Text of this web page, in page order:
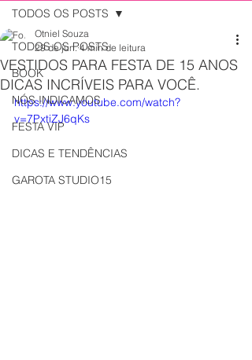
TODOS OS POSTS
BOOK
NÓS INDICAMOS
FESTA VIP
DICAS E TENDÊNCIAS
GAROTA STUDIO15
TODOS OS POSTS
VESTIDOS PARA FESTA DE 15 ANOS
DICAS INCRÍVEIS PARA VOCÊ.
Otniel Souza
29 de jun. 4 min de leitura
https://www.youtube.com/watch?
v=7PxtiZJ6qKs